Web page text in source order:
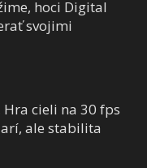
hoci Digital
svojimi
cieli na 30 fps
ale stabilita